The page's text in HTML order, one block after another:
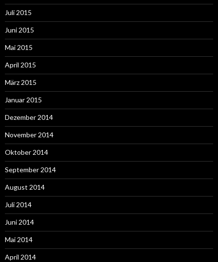
Juli 2015
Juni 2015
Mai 2015
April 2015
März 2015
Januar 2015
Dezember 2014
November 2014
Oktober 2014
September 2014
August 2014
Juli 2014
Juni 2014
Mai 2014
April 2014